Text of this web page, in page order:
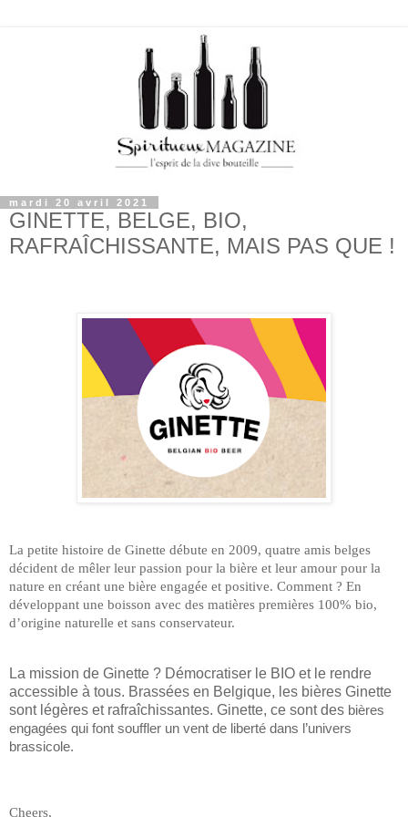
mardi 20 avril 2021
GINETTE, BELGE, BIO,
RAFRAÎCHISSANTE, MAIS PAS QUE !
La petite histoire de Ginette débute en 2009, quatre amis belges
décident de mêler leur passion pour la bière et leur amour pour la
nature en créant une bière engagée et positive. Comment ? En
développant une boisson avec des matières premières 100% bio,
d’origine naturelle et sans conservateur.
La mission de Ginette ? Démocratiser le BIO et le rendre
accessible à tous. Brassées en Belgique, les bières Ginette
sont légères et rafraîchissantes. Ginette, ce sont des bières
engagées qui font souffler un vent de liberté dans l’univers
brassicole.
Cheers,